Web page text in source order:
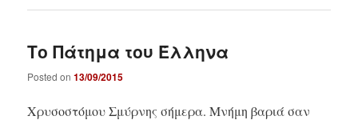
Το Πάτημα του Έλληνα
Posted on13/09/2015
Χρυσοστόμου Σμύρνης σήμερα. Μνήμη βαριά σαν